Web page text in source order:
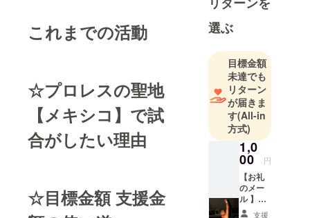
これまでの活動
☆プロレスの聖地
【メキシコ】で試
合がしたい理由
☆目標金額 支援金
｢新宿カス野
郎プロレス｣
を東京にて
開催。
以降全
18大会を東
京で開催。
2007年 新
日本プロレ
スの鬼コー
チとして有
名な山本小
選ぶ
目標金額
未達でも
リターン
が届きま
す(All-in
方式)
1,0
00 円
【お礼
のメー
ル 】
1000円
支援